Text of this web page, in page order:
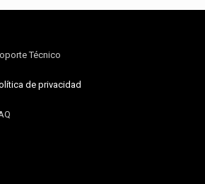
Técnico
de privacidad